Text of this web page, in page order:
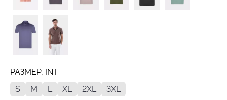
РАЗМЕР, INT
S
M L XL 2XL 3XL